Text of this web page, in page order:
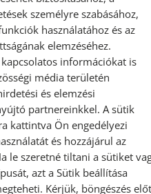
által benyújtott
2024. január 1. napjától
dolgozó
valamint a szak...
személyre szabásához,
használatához és az
elemzéséhez.
információkat is
média területén
és elemzési
partnereinkkel. A sütik
kattintva Ön engedélyezi
és hozzájárul az
le szeretné tiltani a sütiket
azt a Sütik beállítása
Kérjük, böngészés